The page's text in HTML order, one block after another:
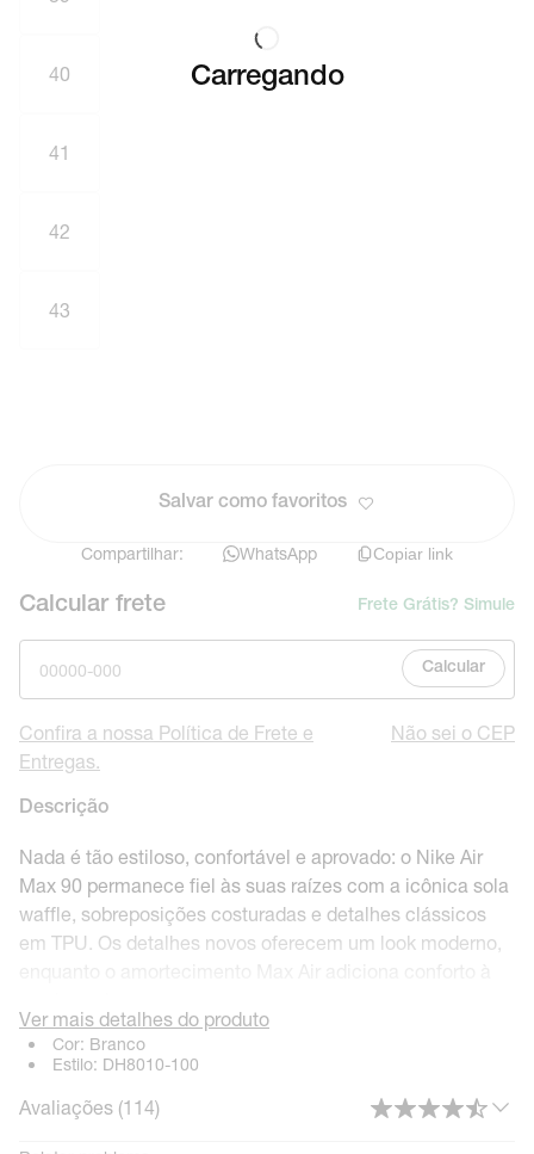
40
41
42
43
Salvar como favoritos
Compartilhar: WhatsApp Copiar link
Calcular frete Frete Grátis? Simule
Calcular
Confira a nossa Política de Frete e
Entregas.
Não sei o CEP
Descrição
Nada é tão estiloso, confortável e aprovado: o Nike Air
Max 90 permanece fiel às suas raízes com a icônica sola
waffle, sobreposições costuradas e detalhes clássicos
em TPU. Os detalhes novos oferecem um look moderno,
Benefícios
Sobreposições costuradas e detalhes em TPU no
calcanhar e nas aberturas acrescentam durabilidade,
Ver mais detalhes do produto
Cor: Branco
Estilo: DH8010-100
Avaliações (114)
Carregando